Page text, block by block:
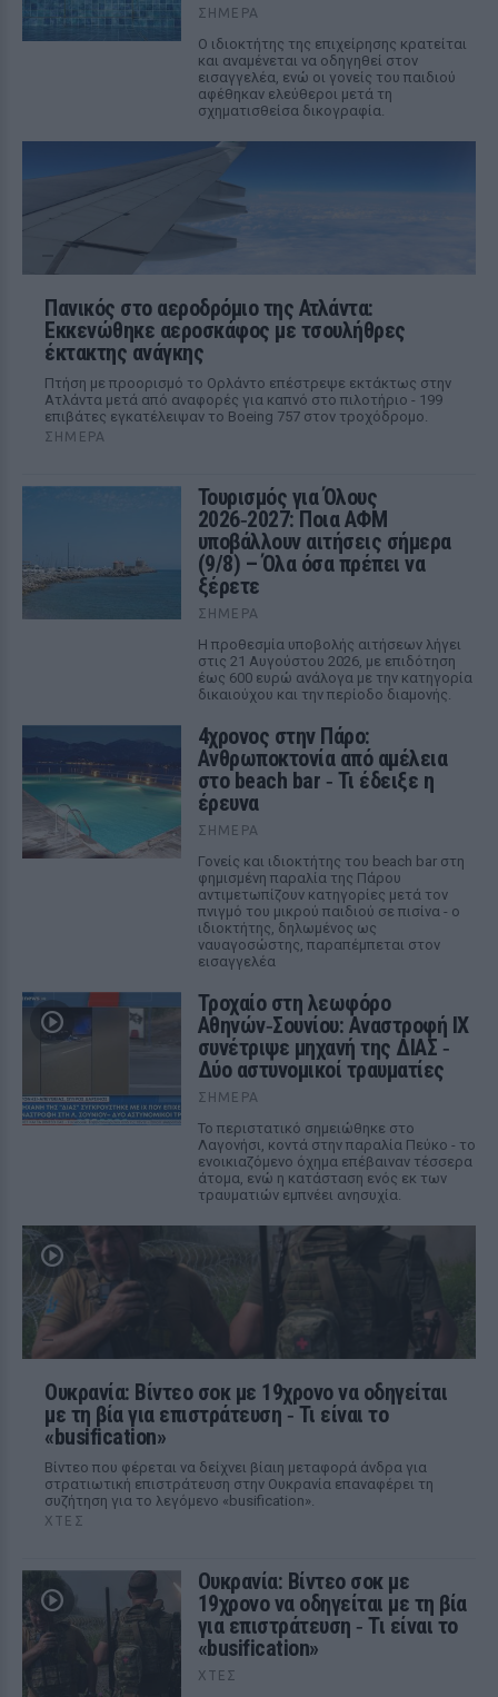
ΣΉΜΕΡΑ
Ο ιδιοκτήτης της επιχείρησης κρατείται
και αναμένεται να οδηγηθεί στον
εισαγγελέα, ενώ οι γονείς του παιδιού
αφέθηκαν ελεύθεροι μετά τη
σχηματισθείσα δικογραφία.
Πανικός στο αεροδρόμιο της Ατλάντα:
Εκκενώθηκε αεροσκάφος με τσουλήθρες
έκτακτης ανάγκης
Πτήση με προορισμό το Ορλάντο επέστρεψε εκτάκτως στην
Ατλάντα μετά από αναφορές για καπνό στο πιλοτήριο - 199
επιβάτες εγκατέλειψαν το Boeing 757 στον τροχόδρομο.
ΣΉΜΕΡΑ
Τουρισμός για Όλους
2026‑2027: Ποια ΑΦΜ
υποβάλλουν αιτήσεις σήμερα
(9/8) – Όλα όσα πρέπει να
ξέρετε
ΣΉΜΕΡΑ
Η προθεσμία υποβολής αιτήσεων λήγει
στις 21 Αυγούστου 2026, με επιδότηση
έως 600 ευρώ ανάλογα με την κατηγορία
δικαιούχου και την περίοδο διαμονής.
4χρονος στην Πάρο:
Ανθρωποκτονία από αμέλεια
στο beach bar ‑ Τι έδειξε η
έρευνα
ΣΉΜΕΡΑ
Γονείς και ιδιοκτήτης του beach bar στη
φημισμένη παραλία της Πάρου
αντιμετωπίζουν κατηγορίες μετά τον
πνιγμό του μικρού παιδιού σε πισίνα - ο
ιδιοκτήτης, δηλωμένος ως
ναυαγοσώστης, παραπέμπεται στον
εισαγγελέα
Τροχαίο στη λεωφόρο
Αθηνών‑Σουνίου: Αναστροφή ΙΧ
συνέτριψε μηχανή της ΔΙΑΣ ‑
Δύο αστυνομικοί τραυματίες
ΣΉΜΕΡΑ
Το περιστατικό σημειώθηκε στο
Λαγονήσι, κοντά στην παραλία Πεύκο - το
ενοικιαζόμενο όχημα επέβαιναν τέσσερα
άτομα, ενώ η κατάσταση ενός εκ των
τραυματιών εμπνέει ανησυχία.
Ουκρανία: Βίντεο σοκ με 19χρονο να οδηγείται
με τη βία για επιστράτευση ‑ Τι είναι το
«busification»
Βίντεο που φέρεται να δείχνει βίαιη μεταφορά άνδρα για
στρατιωτική επιστράτευση στην Ουκρανία επαναφέρει τη
συζήτηση για το λεγόμενο «busification».
ΧΤΕΣ
Ουκρανία: Βίντεο σοκ με
19χρονο να οδηγείται με τη βία
για επιστράτευση ‑ Τι είναι το
«busification»
ΧΤΕΣ